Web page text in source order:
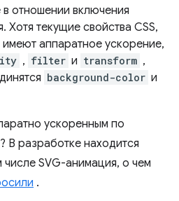
отношении включения
Хотя текущие свойства CSS,
аппаратное ускорение,
, filter и transform ,
background-color и
ускоренным по
В разработке находится
SVG-анимация, о чем
.